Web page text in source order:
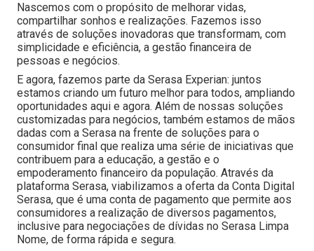
Nascemos com o propósito de melhorar vidas,
compartilhar sonhos e realizações. Fazemos isso
através de soluções inovadoras que transformam, com
simplicidade e eficiência, a gestão financeira de
pessoas e negócios.
E agora, fazemos parte da Serasa Experian: juntos
estamos criando um futuro melhor para todos, ampliando
oportunidades aqui e agora. Além de nossas soluções
customizadas para negócios, também estamos de mãos
dadas com a Serasa na frente de soluções para o
consumidor final que realiza uma série de iniciativas que
contribuem para a educação, a gestão e o
empoderamento financeiro da população. Através da
plataforma Serasa, viabilizamos a oferta da Conta Digital
Serasa, que é uma conta de pagamento que permite aos
consumidores a realização de diversos pagamentos,
inclusive para negociações de dívidas no Serasa Limpa
Nome, de forma rápida e segura.